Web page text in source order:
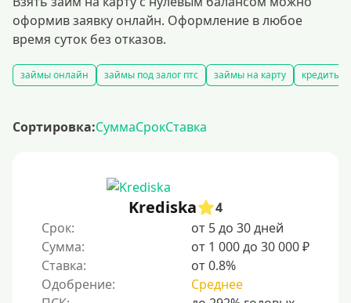
оформив заявку онлайн. Оформление в любое
время суток без отказов.
займы онлайн займы под залог птс займы на карту кредиты
Сортировка:СуммаСрокСтавка
Krediska
4
Срок:
от 5 до 30 дней
Сумма:
от 1 000 до 30 000 ₽
Ставка:
от 0.8%
Одобрение:
Среднее